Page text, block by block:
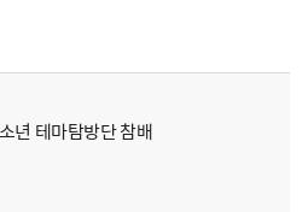
년 테마탐방단 참배